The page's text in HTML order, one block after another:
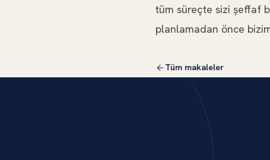
tüm süreçte sizi şeffaf
planlamadan önce
Tüm makaleler